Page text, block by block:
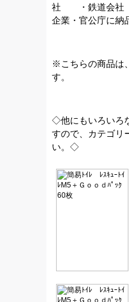
社 ・鉄道会社
企業・官公庁に納
※こちらの商品は
す。
◇他にもいろいろ
すので、カテゴリ
い。◇